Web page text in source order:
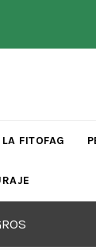
FITOFAG